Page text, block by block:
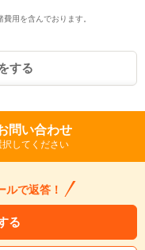
用を含んでおります。
する
問い合わせ
してください
ルで返答！
る